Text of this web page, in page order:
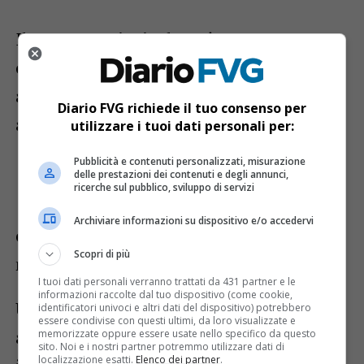
Il percorso principale sarà una10
chilometri competitiva, riservata agli
atleti tesserati, ma il calendario prevede
anche appuntamenti aperti a tutti:
Non Competitiva Ten,
Family Run da 8 km
entrambe senza obbligo di certificato
medico agonistico.
Un modo per permettere a sportivi
amatoriali, bambini e famiglie di vivere
Diario FVG richiede il tuo consenso per
utilizzare i tuoi dati personali per:
Pubblicità e contenuti personalizzati, misurazione
delle prestazioni dei contenuti e degli annunci,
ricerche sul pubblico, sviluppo di servizi
Archiviare informazioni su dispositivo e/o accedervi
Scopri di più
I tuoi dati personali verranno trattati da 431 partner e le
informazioni raccolte dal tuo dispositivo (come cookie,
identificatori univoci e altri dati del dispositivo) potrebbero
essere condivise con questi ultimi, da loro visualizzate e
memorizzate oppure essere usate nello specifico da questo
sito. Noi e i nostri partner potremmo utilizzare dati di
localizzazione esatti. Elenco dei partner.